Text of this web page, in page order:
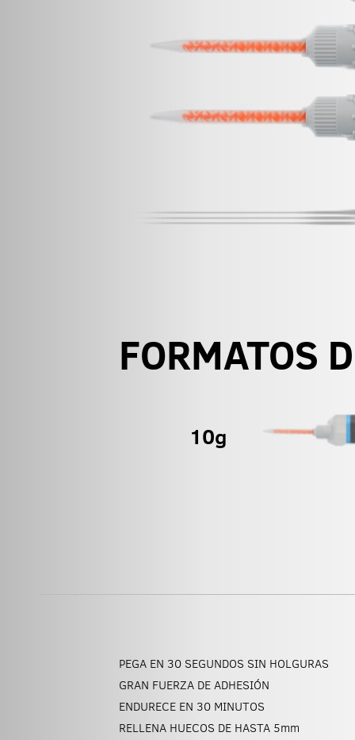
FORMATOS
PEGA EN 30 SEGUNDOS SIN HOLGURAS
GRAN FUERZA DE ADHESIÓN
ENDURECE EN 30 MINUTOS
RELLENA HUECOS DE HASTA 5mm